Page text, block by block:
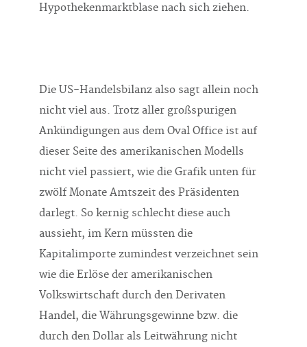
Hypothekenmarktblase nach sich ziehen.
Die US-Handelsbilanz also sagt allein noch
nicht viel aus. Trotz aller großspurigen
Ankündigungen aus dem Oval Office ist auf
dieser Seite des amerikanischen Modells
nicht viel passiert, wie die Grafik unten für
zwölf Monate Amtszeit des Präsidenten
darlegt. So kernig schlecht diese auch
aussieht, im Kern müssten die
Kapitalimporte zumindest verzeichnet sein
wie die Erlöse der amerikanischen
Volkswirtschaft durch den Derivaten
Handel, die Währungsgewinne bzw. die
durch den Dollar als Leitwährung nicht